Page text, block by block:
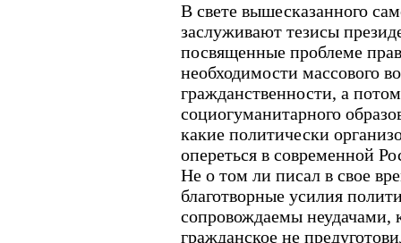
В свете вышесказанного
заслуживают тезисы
посвященные проблеме
необходимости массового
гражданственности, а
социогуманитарного
какие политически
опереться в современной
Не о том ли писал в свое
благотворные усилия
сопровождаемы неудачами,
гражданское не